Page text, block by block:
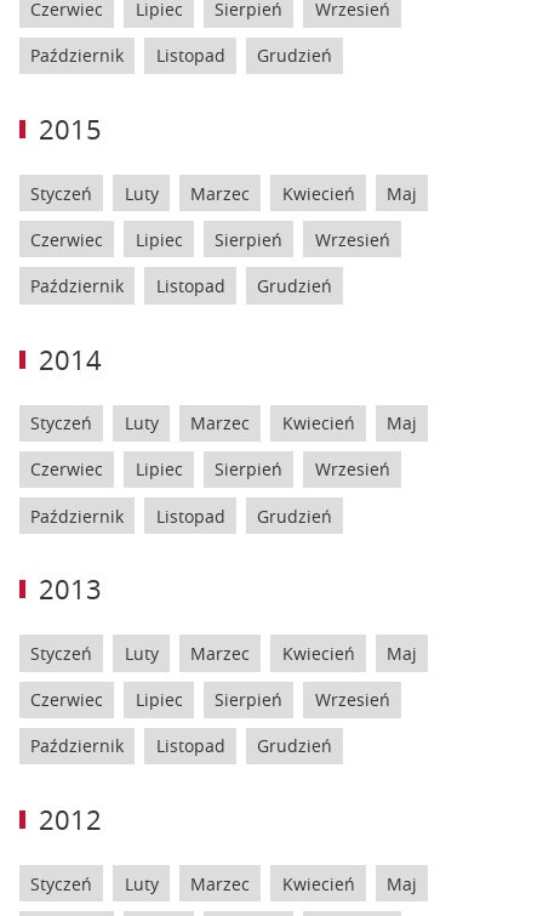
Czerwiec Lipiec Sierpień Wrzesień
Październik Listopad Grudzień
2015
Styczeń Luty Marzec Kwiecień Maj
Czerwiec Lipiec Sierpień Wrzesień
Październik Listopad Grudzień
2014
Styczeń Luty Marzec Kwiecień Maj
Czerwiec Lipiec Sierpień Wrzesień
Październik Listopad Grudzień
2013
Styczeń Luty Marzec Kwiecień Maj
Czerwiec Lipiec Sierpień Wrzesień
Październik Listopad Grudzień
2012
Styczeń Luty Marzec Kwiecień Maj